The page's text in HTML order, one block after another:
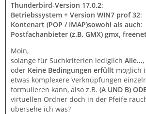
Thunderbird-Version 17.0.2:
Betriebssystem + Version WIN7 prof 32:
Kontenart (POP / IMAP)sowohl als auch:
Postfachanbieter (z.B. GMX) gmx, freenet
Moin,
solange für Suchkriterien lediglich Alle...,
oder Keine Bedingungen erfüllt möglich
etwas komplexere Verknüpfungen
formulieren kann, also z.B. (A UND B)
virtuellen Ordner doch in der Pfeife
übersehe ich was?